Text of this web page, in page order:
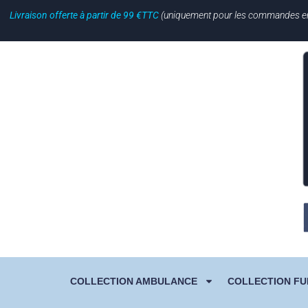
Livraison offerte à partir de 99 €TTC(uniquement pour les commandes
COLLECTION AMBULANCE COLLECTION